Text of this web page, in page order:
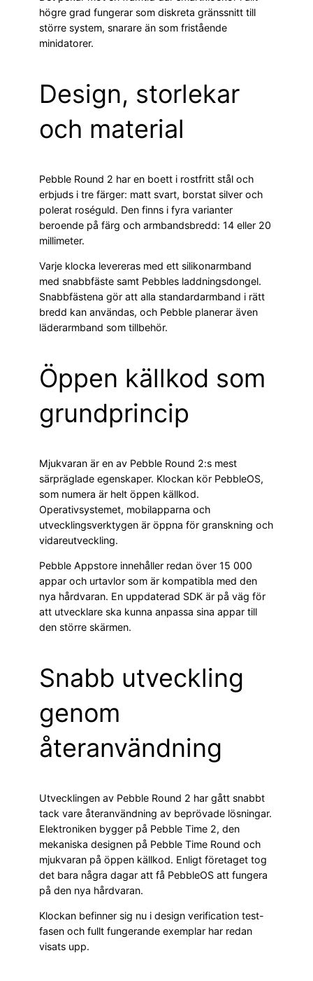
högre grad fungerar som diskreta gränssnitt till
större system, snarare än som fristående
minidatorer.
Design, storlekar
och material
Pebble Round 2 har en boett i rostfritt stål och
erbjuds i tre färger: matt svart, borstat silver och
polerat roséguld. Den finns i fyra varianter
beroende på färg och armbandsbredd: 14 eller 20
millimeter.
Varje klocka levereras med ett silikonarmband
med snabbfäste samt Pebbles laddningsdongel.
Snabbfästena gör att alla standardarmband i rätt
bredd kan användas, och Pebble planerar även
läderarmband som tillbehör.
Öppen källkod som
grundprincip
Mjukvaran är en av Pebble Round 2:s mest
särpräglade egenskaper. Klockan kör PebbleOS,
som numera är helt öppen källkod.
Operativsystemet, mobilapparna och
utvecklingsverktygen är öppna för granskning och
vidareutveckling.
Pebble Appstore innehåller redan över 15 000
appar och urtavlor som är kompatibla med den
nya hårdvaran. En uppdaterad SDK är på väg för
att utvecklare ska kunna anpassa sina appar till
den större skärmen.
Snabb utveckling
genom
återanvändning
Utvecklingen av Pebble Round 2 har gått snabbt
tack vare återanvändning av beprövade lösningar.
Elektroniken bygger på Pebble Time 2, den
mekaniska designen på Pebble Time Round och
mjukvaran på öppen källkod. Enligt företaget tog
det bara några dagar att få PebbleOS att fungera
på den nya hårdvaran.
Klockan befinner sig nu i design verification test-
fasen och fullt fungerande exemplar har redan
visats upp.